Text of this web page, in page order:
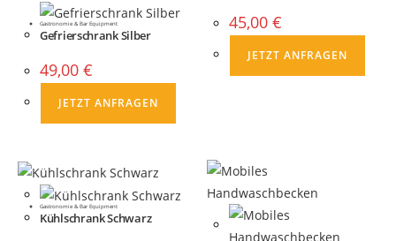
Gastronomie & Bar Equipment
Gefrierschrank Silber
49,00 €
JETZT ANFRAGEN
45,00 €
JETZT ANFRAGEN
Gastronomie & Bar Equipment
Kühlschrank Schwarz